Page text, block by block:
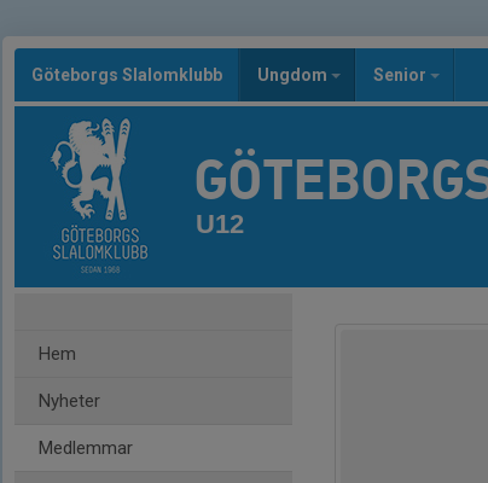
Göteborgs Slalomklubb Ungdom Senior
U12
Hem
Nyheter
Medlemmar